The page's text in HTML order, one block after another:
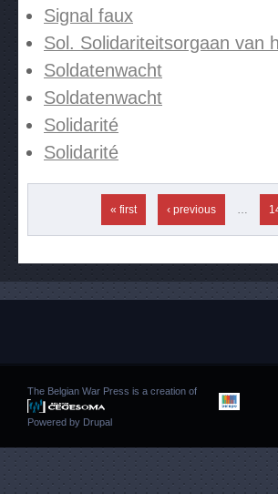
Signal faux
Sol. Solidariteitsorgaan van
Soldatenwacht
Soldatenwacht
Solidarité
Solidarité
« first ‹ previous …
The Belgian War Press is a creation of
Powered by Drupal